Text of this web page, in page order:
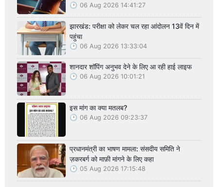
06 Aug 2026 14:41:27
झारखंड: परीक्षा को लेकर चल रहा आंदोलन 13वें दिन में
पहुंचा
06 Aug 2026 13:33:04
शानदार शॉपिंग अनुभव देने के लिए आ रही हाई लाइफ
06 Aug 2026 10:01:21
इस मांग का क्या मतलब?
06 Aug 2026 09:23:37
प्रधानमंत्री का भाषण मामला: संसदीय समिति ने
ज़करबर्ग को माफ़ी मांगने के लिए कहा
05 Aug 2026 17:15:48